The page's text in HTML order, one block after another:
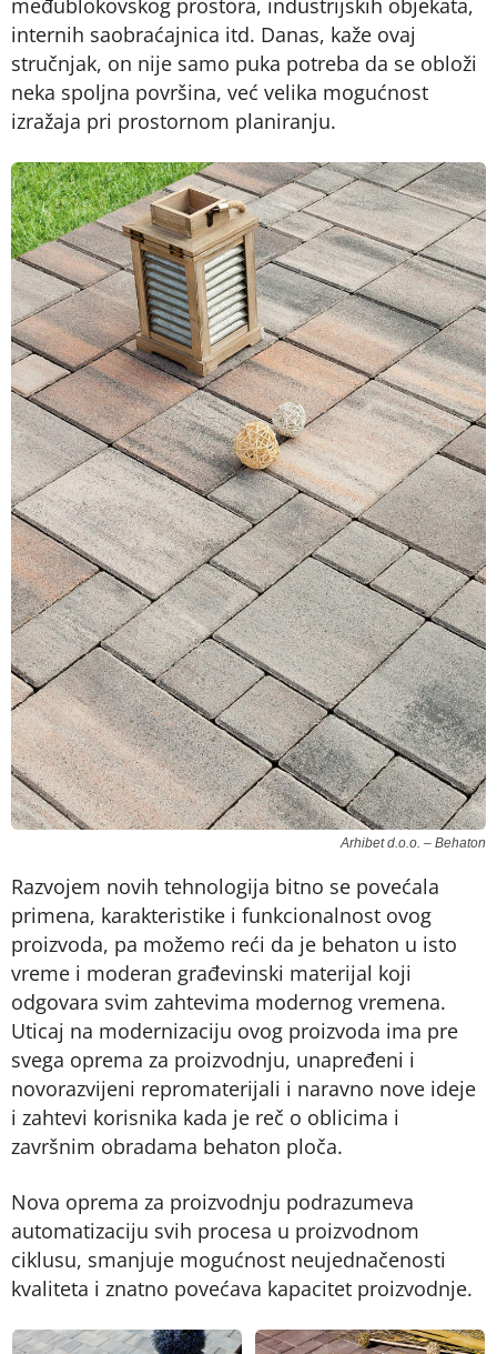
međublokovskog prostora, industrijskih objekata,
internih saobraćajnica itd. Danas, kaže ovaj
stručnjak, on nije samo puka potreba da se obloži
neka spoljna površina, već velika mogućnost
izražaja pri prostornom planiranju.
Arhibet d.o.o. – Behaton
Razvojem novih tehnologija bitno se povećala
primena, karakteristike i funkcionalnost ovog
proizvoda, pa možemo reći da je behaton u isto
vreme i moderan građevinski materijal koji
odgovara svim zahtevima modernog vremena.
Uticaj na modernizaciju ovog proizvoda ima pre
svega oprema za proizvodnju, unapređeni i
novorazvijeni repromaterijali i naravno nove ideje
i zahtevi korisnika kada je reč o oblicima i
završnim obradama behaton ploča.
Nova oprema za proizvodnju podrazumeva
automatizaciju svih procesa u proizvodnom
ciklusu, smanjuje mogućnost neujednačenosti
kvaliteta i znatno povećava kapacitet proizvodnje.